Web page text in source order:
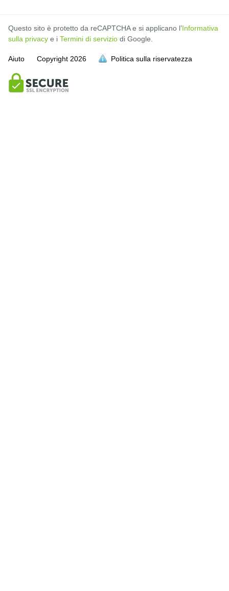
Questo sito è protetto da reCAPTCHA e si applicano l’Informativa
sulla privacy e i Termini di servizio di Google.
Aiuto Copyright 2026 Politica sulla riservatezza